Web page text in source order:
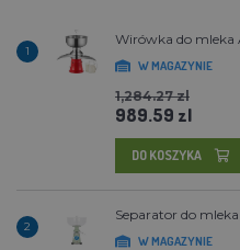
1
Wirówka do mleka
W MAGAZYNIE
1,284.27 zl
989.59 zl
DO KOSZYKA
2
Separator do
W MAGAZYNIE